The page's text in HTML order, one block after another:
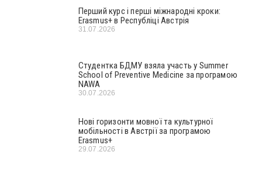
Перший курс і перші міжнародні кроки:
Erasmus+ в Республіці Австрія
31.07.2026
Студентка БДМУ взяла участь у Summer
School of Preventive Medicine за програмою
NAWA
30.07.2026
Нові горизонти мовної та культурної
мобільності в Австрії за програмою
Erasmus+
29.07.2026